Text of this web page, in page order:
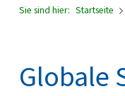
Sie sind hier: Startseite
Globale